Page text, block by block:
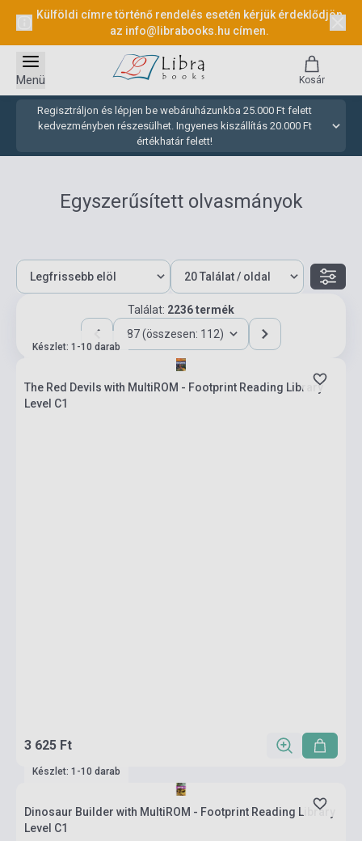
Külföldi címre történő rendelés esetén kérjük érdeklődjön
az info@librabooks.hu címen.
Regisztráljon és lépjen be webáruházunkba 25.000 Ft felett
kedvezményben részesülhet. Ingyenes kiszállítás 20.000 Ft
értékhatár felett!
Menü Kosár
Egyszerűsített olvasmányok
Találat: 2236 termék
87 (összesen: 112)
Készlet: 1-10 darab
The Red Devils with MultiROM - Footprint Reading Library
Level C1
3 625 Ft
Készlet: 1-10 darab
Dinosaur Builder with MultiROM - Footprint Reading Library
Level C1